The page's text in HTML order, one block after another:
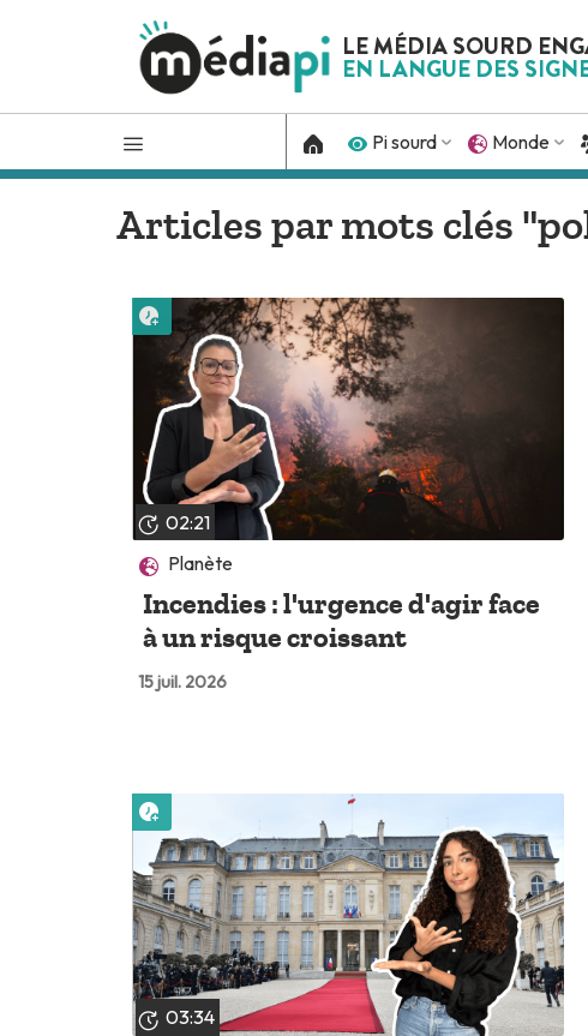
LE MÉDIA SOURD
EN LANGUE DES
Pi sourd Monde
Articles par mots clés
02:21
Planète
Incendies : l'urgence d'agir face
à un risque croissant
15 juil. 2026
Lire plus tard
03:34